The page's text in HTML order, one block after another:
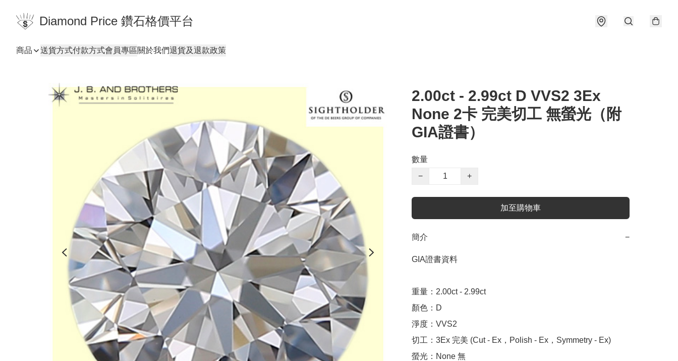
Diamond Price 鑽石格價平台
商品 送貨方式付款方式會員專區關於我們退貨及退款政策
2.00ct - 2.99ct D VVS2 3Ex
None 2卡 完美切工 無螢光（附
GIA證書）
數量
−
+
加至購物車
簡介 −
GIA證書資料
重量：2.00ct - 2.99ct
顏色：D
淨度：VVS2
切工：3Ex 完美 (Cut - Ex，Polish - Ex，Symmetry - Ex)
螢光：None 無